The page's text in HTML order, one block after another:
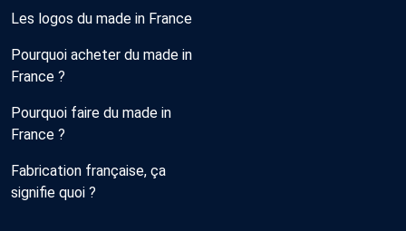
Les logos du made in France
Pourquoi acheter du made in
France ?
Pourquoi faire du made in
France ?
Fabrication française, ça
signifie quoi ?